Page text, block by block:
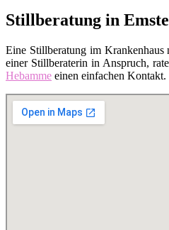
Stillberatung in
Eine Stillberatung im
einer Stillberaterin in Anspruch,
Hebamme einen einfachen